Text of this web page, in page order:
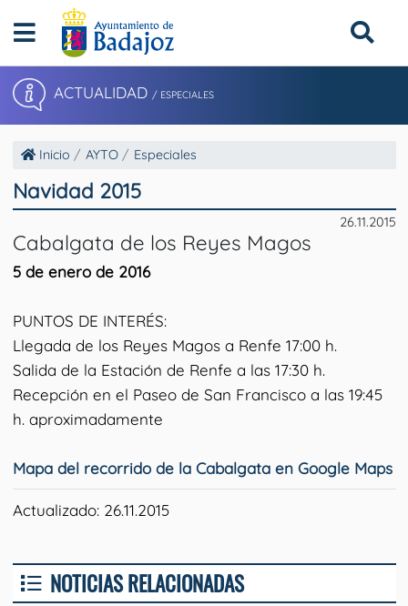
ACTUALIDAD / ESPECIALES
Inicio AYTO Especiales
Navidad 2015
26.11.2015
Cabalgata de los Reyes Magos
5 de enero de 2016
PUNTOS DE INTERÉS:
Llegada de los Reyes Magos a Renfe 17:00 h.
Salida de la Estación de Renfe a las 17:30 h.
Recepción en el Paseo de San Francisco a las 19:45
h. aproximadamente
Mapa del recorrido de la Cabalgata en Google Maps
Actualizado: 26.11.2015
NOTICIAS RELACIONADAS